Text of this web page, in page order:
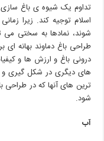
تداوم یک شیوه ی باغ سازی
اسلام توجیه کند. زیرا
شوند، نمادها به سختی می
طراحی باغ دماوند بهانه
درونی باغ و ارزش ها و
های دیگری در شکل گیری و
ترین های آنها که در طراحی
شود.
آب